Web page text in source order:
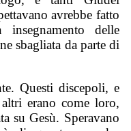
avrebbe fatto
delle
sbagliata da parte di
Questi discepoli, e
erano come loro,
su Gesù. Speravano